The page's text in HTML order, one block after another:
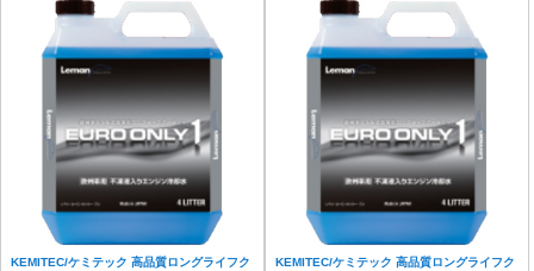
KEMITEC/ケミテック 高品質ロングライフク
KEMITEC/ケミテック 高品質ロングライフク